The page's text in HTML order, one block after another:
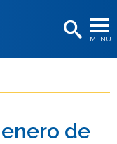
MENÚ
de